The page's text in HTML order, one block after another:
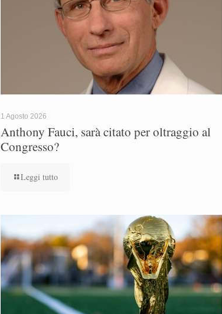
1 Agosto 2026
Anthony Fauci, sarà citato per oltraggio al
Congresso?
Leggi tutto